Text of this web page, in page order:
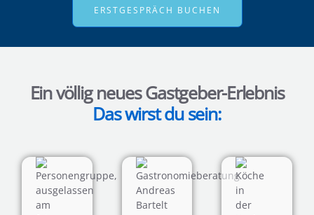
ERSTGESPRÄCH BUCHEN
Ein völlig neues Gastgeber-Erlebnis
Das wirst du sein: